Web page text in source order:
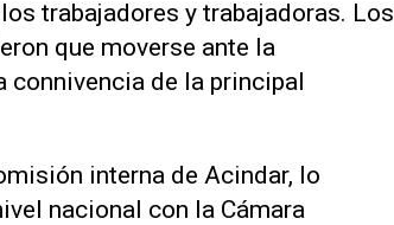
trabajadores y trabajadoras. Los
que moverse ante la
connivencia de la principal
interna de Acindar, lo
nacional con la Cámara